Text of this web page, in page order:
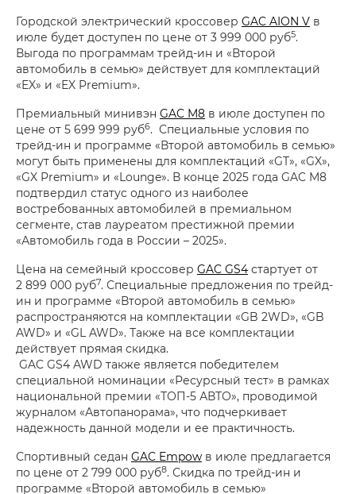
Городской электрический кроссовер GAC AION V в
июле будет доступен по цене от 3 999 000 руб5.
Выгода по программам трейд-ин и «Второй
автомобиль в семью» действует для комплектаций
«EX» и «EX Premium».
Премиальный минивэн GAC M8 в июле доступен по
цене от 5 699 999 руб6. Специальные условия по
трейд-ин и программе «Второй автомобиль в семью»
могут быть применены для комплектаций «GT», «GX»,
«GX Premium» и «Lounge». В конце 2025 года GAC M8
подтвердил статус одного из наиболее
востребованных автомобилей в премиальном
сегменте, став лауреатом престижной премии
«Автомобиль года в России – 2025».
Цена на семейный кроссовер GAC GS4 стартует от
2 899 000 руб7. Специальные предложения по трейд-
ин и программе «Второй автомобиль в семью»
распространяются на комплектации «GB 2WD», «GB
AWD» и «GL AWD». Также на все комплектации
действует прямая скидка.
GAC GS4 AWD также является победителем
специальной номинации «Ресурсный тест» в рамках
национальной премии «ТОП-5 АВТО», проводимой
журналом «Автопанорама», что подчеркивает
надежность данной модели и ее практичность.
Спортивный седан GAC Empow в июле предлагается
по цене от 2 799 000 руб8. Скидка по трейд-ин и
программе «Второй автомобиль в семью»